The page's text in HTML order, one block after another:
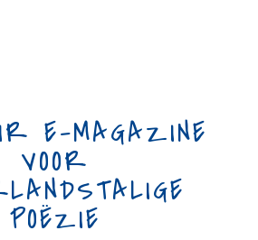
E-MAGAZINE
VOOR
POËZIE